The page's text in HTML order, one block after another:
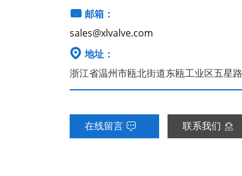
 邮箱：
sales@xlvalve.com
 地址：
浙江省温州市瓯北街道东瓯工业区五星
在线留言  联系我们 